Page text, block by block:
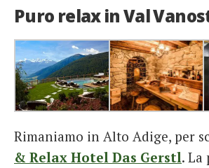
Puro relax in Val
Rimaniamo in Alto Adige, per
& Relax Hotel Das Gerstl. La